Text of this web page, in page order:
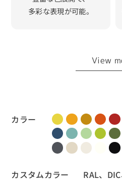
多彩な表現が可能。
View
カラー
カスタムカラー
RAL、